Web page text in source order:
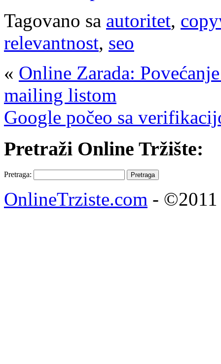
Tagovano sa autoritet,
relevantnost, seo
« Online Zarada:
mailing listom
Google počeo sa
Pretraži Online Tržište:
Pretraga:
OnlineTrziste.com - ©2011